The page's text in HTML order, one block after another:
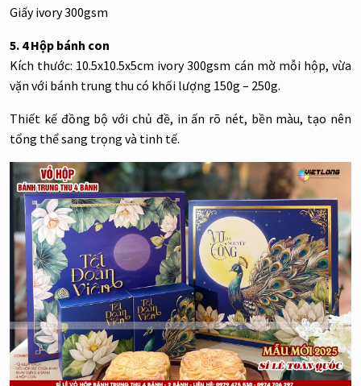
Giấy ivory 300gsm
5. 4 Hộp bánh con
Kích thước: 10.5x10.5x5cm ivory 300gsm cán mờ mỗi hộp, vừa
vặn với bánh trung thu có khối lượng 150g – 250g.
Thiết kế đồng bộ với chủ đề, in ấn rõ nét, bền màu, tạo nên
tổng thể sang trọng và tinh tế.